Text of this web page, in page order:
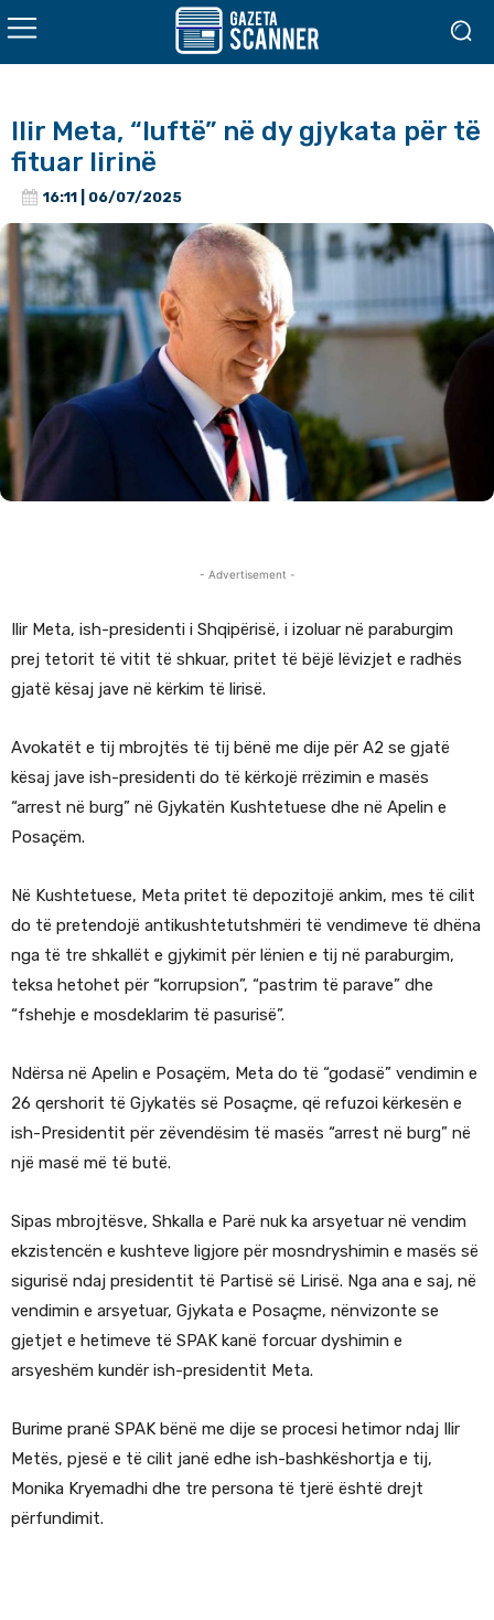
Ilir Meta, “luftë” në dy gjykata për të
fituar lirinë
16:11 | 06/07/2025
- Advertisement -
Ilir Meta, ish-presidenti i Shqipërisë, i izoluar në paraburgim
prej tetorit të vitit të shkuar, pritet të bëjë lëvizjet e radhës
gjatë kësaj jave në kërkim të lirisë.
Avokatët e tij mbrojtës të tij bënë me dije për A2 se gjatë
kësaj jave ish-presidenti do të kërkojë rrëzimin e masës
“arrest në burg” në Gjykatën Kushtetuese dhe në Apelin e
Posaçëm.
Në Kushtetuese, Meta pritet të depozitojë ankim, mes të cilit
do të pretendojë antikushtetutshmëri të vendimeve të dhëna
nga të tre shkallët e gjykimit për lënien e tij në paraburgim,
teksa hetohet për “korrupsion”, “pastrim të parave” dhe
“fshehje e mosdeklarim të pasurisë”.
Ndërsa në Apelin e Posaçëm, Meta do të “godasë” vendimin e
26 qershorit të Gjykatës së Posaçme, që refuzoi kërkesën e
ish-Presidentit për zëvendësim të masës “arrest në burg” në
një masë më të butë.
Sipas mbrojtësve, Shkalla e Parë nuk ka arsyetuar në vendim
ekzistencën e kushteve ligjore për mosndryshimin e masës së
sigurisë ndaj presidentit të Partisë së Lirisë. Nga ana e saj, në
vendimin e arsyetuar, Gjykata e Posaçme, nënvizonte se
gjetjet e hetimeve të SPAK kanë forcuar dyshimin e
arsyeshëm kundër ish-presidentit Meta.
Burime pranë SPAK bënë me dije se procesi hetimor ndaj Ilir
Metës, pjesë e të cilit janë edhe ish-bashkëshortja e tij,
Monika Kryemadhi dhe tre persona të tjerë është drejt
përfundimit.